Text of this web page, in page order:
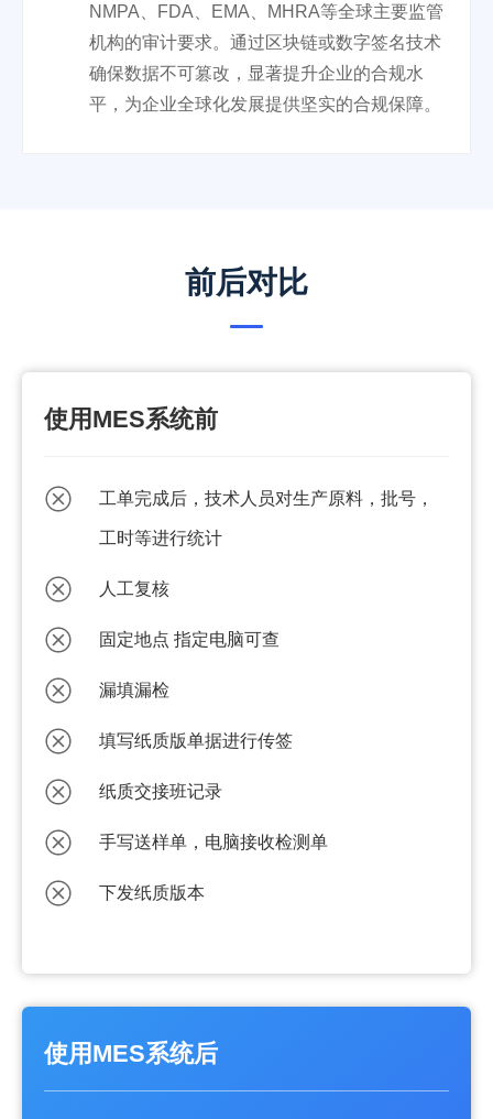
NMPA、FDA、EMA、MHRA等全球主要监管
机构的审计要求。通过区块链或数字签名技术
确保数据不可篡改，显著提升企业的合规水
平，为企业全球化发展提供坚实的合规保障。
前后对比
使用MES系统前
工单完成后，技术人员对生产原料，批号，
工时等进行统计
人工复核
固定地点 指定电脑可查
漏填漏检
填写纸质版单据进行传签
纸质交接班记录
手写送样单，电脑接收检测单
下发纸质版本
使用MES系统后